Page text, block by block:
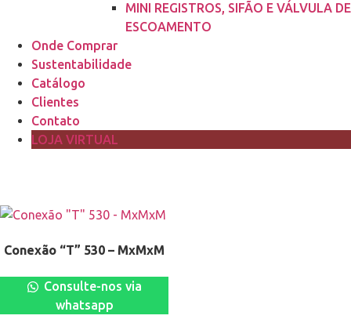
MINI REGISTROS, SIFÃO E VÁLVULA DE
ESCOAMENTO
Onde Comprar
Sustentabilidade
Catálogo
Clientes
Contato
LOJA VIRTUAL
Conexão “T” 530 – MxMxM
Consulte-nos via
whatsapp